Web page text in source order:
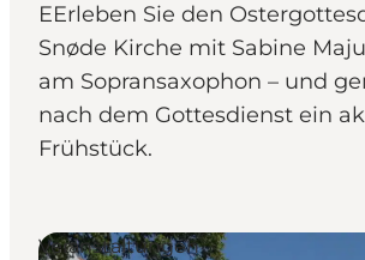
EErleben Sie den
Snøde Kirche mit Sabine
am Sopransaxophon – und
nach dem Gottesdienst ein
Frühstück.
Veranstaltungen